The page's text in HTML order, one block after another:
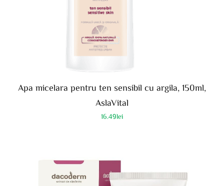
Apa micelara pentru ten sensibil cu argila, 150ml,
AslaVital
16.49lei